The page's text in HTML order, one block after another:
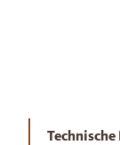
Technische